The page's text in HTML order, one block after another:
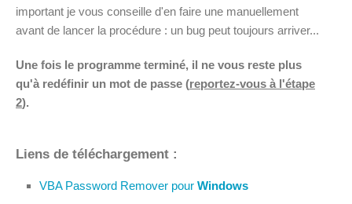
important je vous conseille d'en faire une manuellement
avant de lancer la procédure : un bug peut toujours arriver...
Une fois le programme terminé, il ne vous reste plus
qu'à redéfinir un mot de passe (reportez-vous à l'étape
2).
Liens de téléchargement :
VBA Password Remover pour Windows